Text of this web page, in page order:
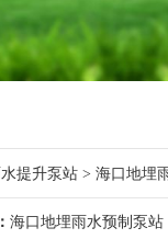
提升泵站 > 海口地埋
海口地埋雨水预制泵站